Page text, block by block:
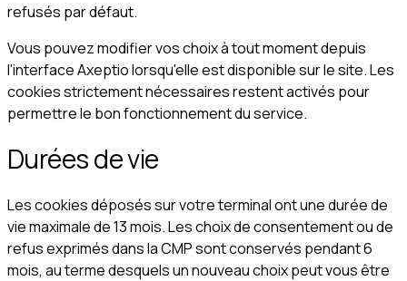
refusés par défaut.
Vous pouvez modifier vos choix à tout moment depuis
l'interface Axeptio lorsqu'elle est disponible sur le site. Les
cookies strictement nécessaires restent activés pour
permettre le bon fonctionnement du service.
Durées de vie
Les cookies déposés sur votre terminal ont une durée de
vie maximale de 13 mois. Les choix de consentement ou de
refus exprimés dans la CMP sont conservés pendant 6
mois, au terme desquels un nouveau choix peut vous être